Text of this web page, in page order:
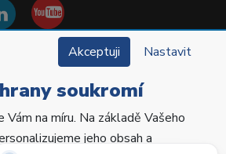
Hu-Fa Dental a.s. Všechna práva
vyhrazena.
Akceptuji Nastavit
soukromí
na míru. Na základě Vašeho
jeho obsah a
poradit?Zeptejte se našeho